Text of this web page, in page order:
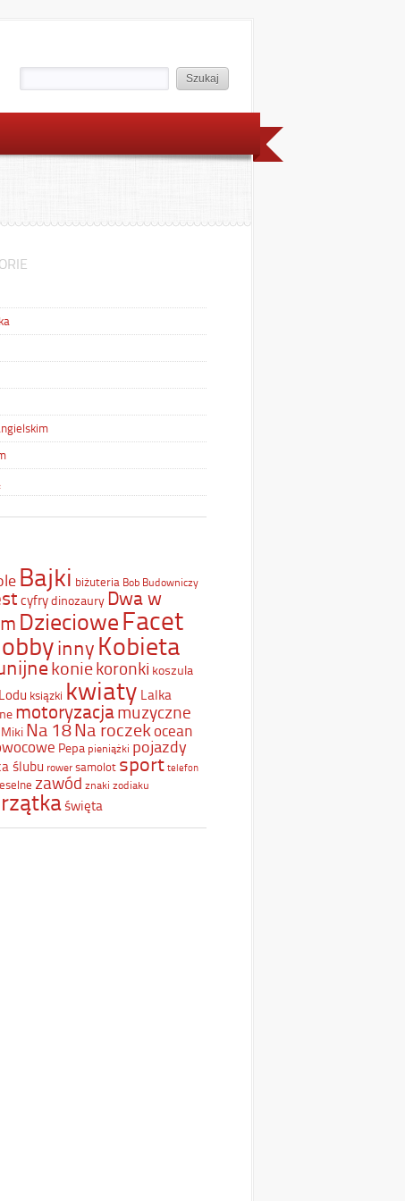
Bajki biżuteria Bob Budowniczy
cyfrydinozaury Dwa w
DziecioweFacet
inny Kobieta
koniekoronki koszula
ksiązki kwiaty Lalka
motoryzacjamuzyczne
Na 18Na roczekocean
Pepa pieniążki pojazdy
ślubu rower samolot sport telefon
zawód znaki zodiaku
święta